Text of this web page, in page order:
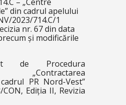
din cadrul apelului
2023/714.C/1
nr. 67 din data
și modificările
de Procedura
„Contractarea
PR Nord-Vest”
CON, Ediția II, Revizia